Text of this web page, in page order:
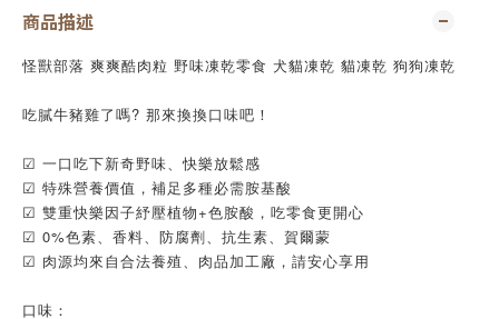
商品描述
怪獸部落 爽爽酷肉粒 野味凍乾零食 犬貓凍乾 貓凍乾 狗狗凍乾
吃膩牛豬雞了嗎? 那來換換口味吧！
☑ 一口吃下新奇野味、快樂放鬆感
☑ 特殊營養價值，補足多種必需胺基酸
☑ 雙重快樂因子紓壓植物+色胺酸，吃零食更開心
☑ 0%色素、香料、防腐劑、抗生素、賀爾蒙
☑ 肉源均來自合法養殖、肉品加工廠，請安心享用
口味：